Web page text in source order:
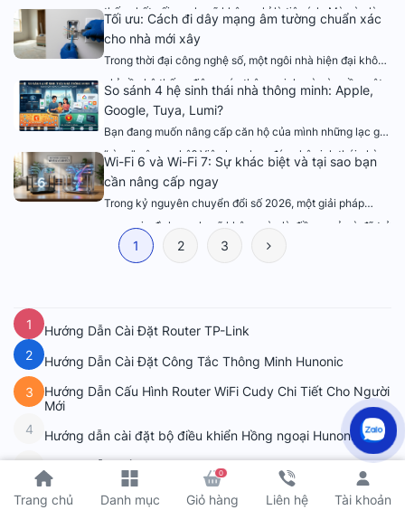
Trang chủ Danh mục
0
Giỏ hàng Liên hệ Tài khoản
nhanh hơn, mà là để tái định nghĩa lại trải […]
thống kết nối mạnh mẽ không chỉ là tiện ích. Mà còn là
tiêu chuẩn để đánh giá chất lượng dịch vụ cao cấp. Thay
vì các dòng thiết bị dân dụng đơn lẻ việc triển khai giải
pháp mạng doanh nghiệp chuyên dụng. Sẽ […]
Tối ưu: Cách đi dây mạng âm tường chuẩn xác
cho nhà mới xây
Trong thời đại công nghệ số, một ngôi nhà hiện đại không
chỉ cần hệ thống điện nước thông minh mà còn cần một
hạ tầng mạng mạnh mẽ. Việc tối ưu: cách đi dây mạng
âm tường ngay từ công đoạn xây dựng sẽ giúp bạn tránh
được tình trạng dây cáp lằng nhằng. […]
So sánh 4 hệ sinh thái nhà thông minh: Apple,
Google, Tuya, Lumi?
Bạn đang muốn nâng cấp căn hộ của mình những lạc giữ
“rừng” công nghệ? Việc lựa chọn đúng hệ sinh thái nhà
thông minh (Smart Home) ngay từ đầu sẽ giúp bạn tiết
kiệm hàng chục triệu đồng và tránh những phiền toái về
sau. Trong bài viết này, chúng tôi sẽ so sánh […]
Wi-Fi 6 và Wi-Fi 7: Sự khác biệt và tại sao bạn
cần nâng cấp ngay
Trong kỷ nguyên chuyển đổi số 2026, một giải pháp
mạng gia đình mạnh mẽ không còn là điều xa xỉ mà đã trở
thành nền tảng thiết yếu. Sự xuất hiện của chuẩn kết nối
1 2 3
1
Hướng Dẫn Cài Đặt Router TP-Link
2
Hướng Dẫn Cài Đặt Công Tắc Thông Minh Hunonic
3
Hướng Dẫn Cấu Hình Router WiFi Cudy Chi Tiết Cho Người
Mới
4
Hướng dẫn cài đặt bộ điều khiển Hồng ngoại Hunonic
Hướng Dẫn Cấu Hình VLAN Draytek Vigor2960, 3900,
300B
Xem thêm